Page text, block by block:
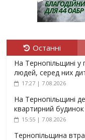
Останні
На Тернопільщині
людей, серед них
17:27 | 7.08.2026
На Тернопільщині
квартирний
15:55 | 7.08.2026
Тернопільщина